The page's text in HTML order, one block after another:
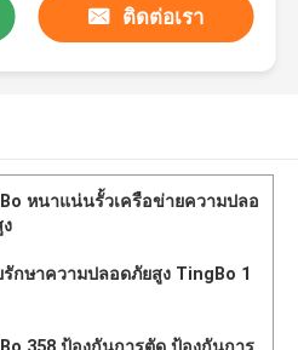
ติดต่อเรา
หนาแน่นรั้วเครือข่ายความปลอ
กษาความปลอดภัยสูง TingBo 1
358 ป้องกันการตัด ป้องกันการ